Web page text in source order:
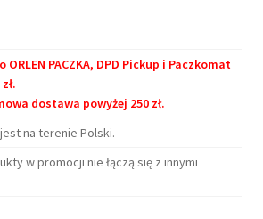
PACZKA, DPD Pickup i Paczkomat
dostawa powyżej 250 zł.
na terenie Polski.
w promocji nie łączą się z innymi